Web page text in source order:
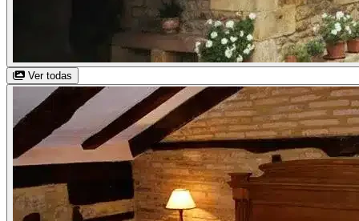
Ver todas